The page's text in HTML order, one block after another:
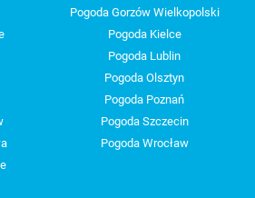
Pogoda Gorzów Wielkopolski
Pogoda Kielce
Pogoda Lublin
Pogoda Olsztyn
Pogoda Poznań
Pogoda Szczecin
Pogoda Wrocław